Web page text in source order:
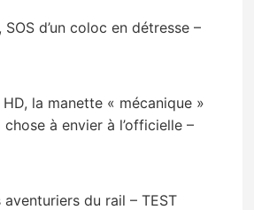
d’un coloc en détresse –
la manette « mécanique »
chose à envier à l’officielle –
du rail – TEST